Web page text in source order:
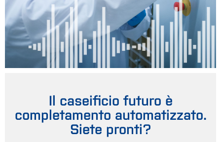
Il caseificio futuro è
completamento automatizzato.
Siete pronti?